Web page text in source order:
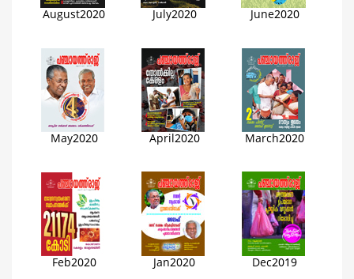
August2020 July2020 June2020
May2020 April2020 March2020
Feb2020 Jan2020 Dec2019